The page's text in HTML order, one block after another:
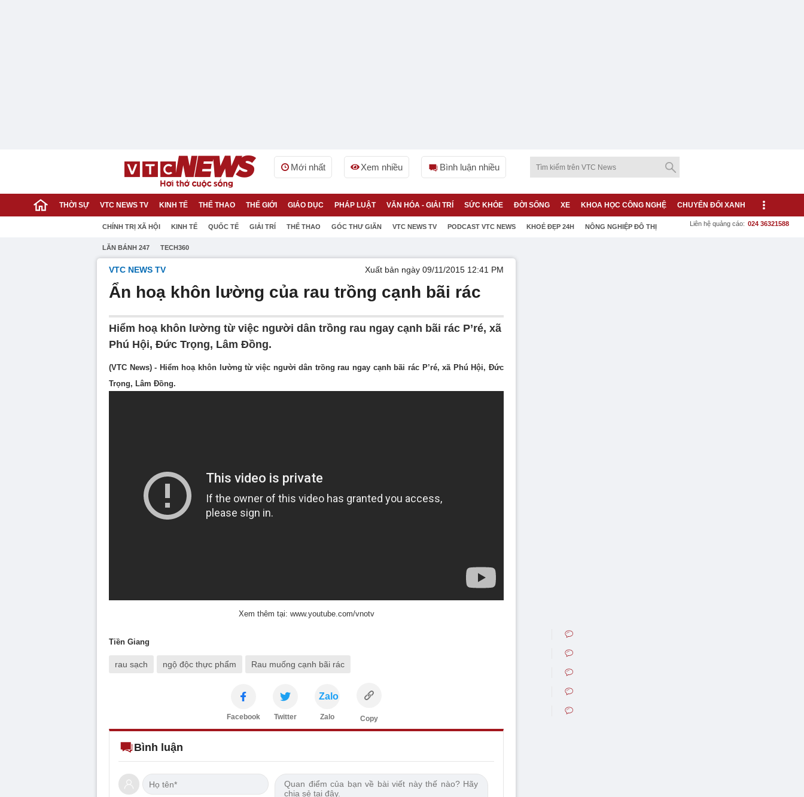
Mới nhất Xem nhiều Bình luận nhiều
THỜI SỰ VTC NEWS TV KINH TẾ THỂ THAO THẾ GIỚI GIÁO DỤC PHÁP LUẬT VĂN HÓA - GIẢI TRÍ SỨC KHỎE ĐỜI SỐNG XE KHOA HỌC CÔNG NGHỆ CHUYỂN ĐỔI XANH
CHÍNH TRỊ XÃ HỘI KINH TẾ QUỐC TẾ GIẢI TRÍ THỂ THAO GÓC THƯ GIÃN VTC NEWS TV PODCAST VTC NEWS KHOẺ ĐẸP 24H NÔNG NGHIỆP ĐÔ THỊ
LĂN BÁNH 247 TECH360
Liên hệ quảng cáo: 024 36321588
VTC NEWS TV Xuất bản ngày 09/11/2015 12:41 PM
Ẩn hoạ khôn lường của rau trồng cạnh bãi rác
Hiểm hoạ khôn lường từ việc người dân trồng rau ngay cạnh bãi rác P’ré, xã
Phú Hội, Đức Trọng, Lâm Đồng.
(VTC News) - Hiểm hoạ khôn lường từ việc người dân trồng rau ngay cạnh bãi rác P’ré, xã Phú Hội, Đức
Trọng, Lâm Đồng.
Xem thêm tại: www.youtube.com/vnotv
Tiền Giang
rau sạch ngộ độc thực phẩm Rau muống cạnh bãi rác
Facebook Twitter
Zalo
Zalo Copy
Bình luận